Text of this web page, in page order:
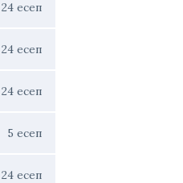
24 есеп
24 есеп
24 есеп
5 есеп
24 есеп